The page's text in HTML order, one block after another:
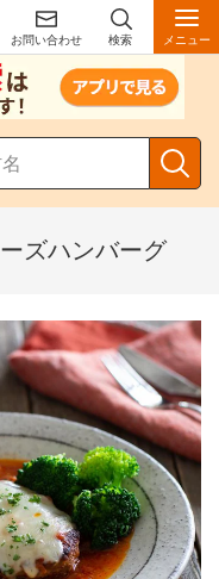
お問い合わせ 検索 メニュー
ズハンバーグ